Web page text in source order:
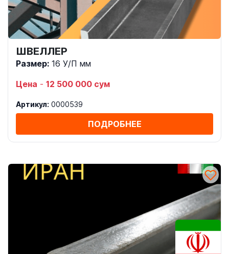
ШВЕЛЛЕР
Размер: 16 У/П мм
Цена - 12 500 000 сум
Артикул: 0000539
ПОДРОБНЕЕ